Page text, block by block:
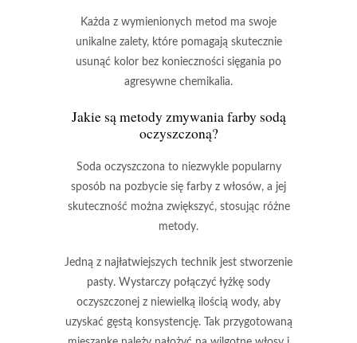
Każda z wymienionych metod ma swoje
unikalne zalety, które pomagają skutecznie
usunąć kolor bez konieczności sięgania po
agresywne chemikalia.
Jakie są metody zmywania farby sodą
oczyszczoną?
Soda oczyszczona to niezwykle popularny
sposób na pozbycie się farby z włosów, a jej
skuteczność można zwiększyć, stosując różne
metody.
Jedną z najłatwiejszych technik jest stworzenie
pasty. Wystarczy połączyć łyżkę sody
oczyszczonej z niewielką ilością wody, aby
uzyskać gęstą konsystencję. Tak przygotowaną